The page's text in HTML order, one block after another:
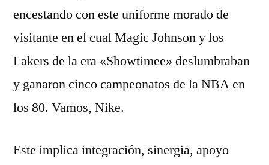
encestando con este uniforme morado de
visitante en el cual Magic Johnson y los
Lakers de la era «Showtimee» deslumbraban
y ganaron cinco campeonatos de la NBA en
los 80. Vamos, Nike.
Este implica integración, sinergia, apoyo